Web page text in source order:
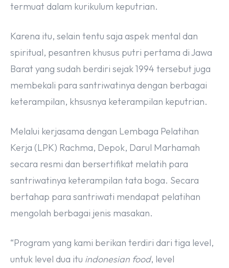
termuat dalam kurikulum keputrian.
Karena itu, selain tentu saja aspek mental dan
spiritual, pesantren khusus putri pertama di Jawa
Barat yang sudah berdiri sejak 1994 tersebut juga
membekali para santriwatinya dengan berbagai
keterampilan, khsusnya keterampilan keputrian.
Melalui kerjasama dengan Lembaga Pelatihan
Kerja (LPK) Rachma, Depok, Darul Marhamah
secara resmi dan bersertifikat melatih para
santriwatinya keterampilan tata boga. Secara
bertahap para santriwati mendapat pelatihan
mengolah berbagai jenis masakan.
“Program yang kami berikan terdiri dari tiga level,
untuk level dua itu indonesian food, level